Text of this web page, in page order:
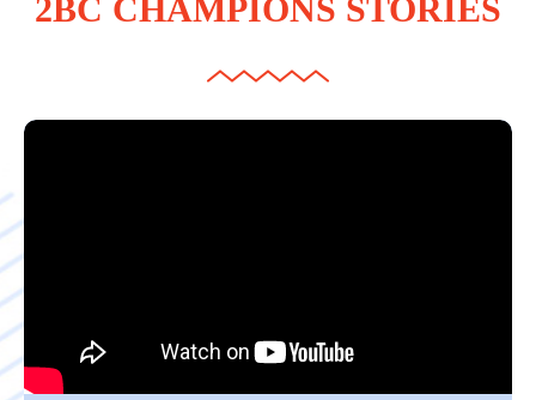
2BC CHAMPIONS STORIES